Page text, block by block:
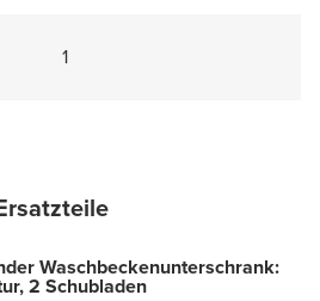
1
Waschbeckenunterschrank:
2 Schubladen